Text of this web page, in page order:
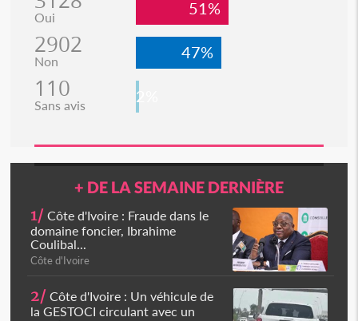
Oui 51%
2902
Non 47%
110
Sans avis 2%
+ DE LA SEMAINE DERNIÈRE
1/ Côte d'Ivoire : Fraude dans le
domaine foncier, Ibrahime
Coulibal...
Côte d'Ivoire
2/ Côte d'Ivoire : Un véhicule de
la GESTOCI circulant avec un